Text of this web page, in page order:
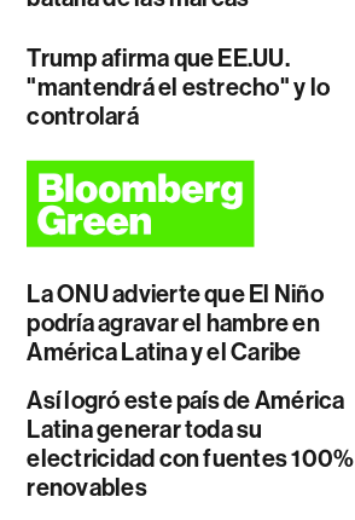
Trump afirma que EE.UU.
"mantendrá el estrecho" y lo
controlará
La ONU advierte que El Niño
podría agravar el hambre en
América Latina y el Caribe
Así logró este país de América
Latina generar toda su
electricidad con fuentes 100%
renovables